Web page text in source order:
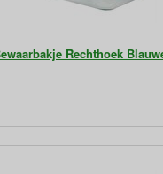
Rechthoek